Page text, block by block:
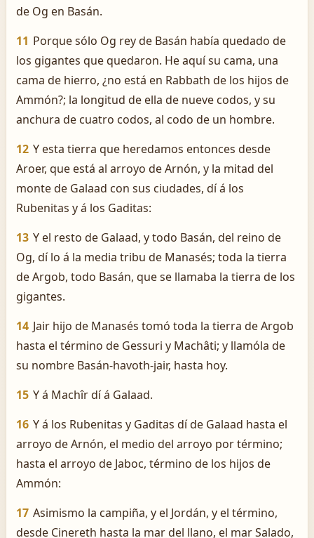
de Og en Basán.
11 Porque sólo Og rey de Basán había quedado de
los gigantes que quedaron. He aquí su cama, una
cama de hierro, ¿no está en Rabbath de los hijos de
Ammón?; la longitud de ella de nueve codos, y su
anchura de cuatro codos, al codo de un hombre.
12 Y esta tierra que heredamos entonces desde
Aroer, que está al arroyo de Arnón, y la mitad del
monte de Galaad con sus ciudades, dí á los
Rubenitas y á los Gaditas:
13 Y el resto de Galaad, y todo Basán, del reino de
Og, dí lo á la media tribu de Manasés; toda la tierra
de Argob, todo Basán, que se llamaba la tierra de los
gigantes.
14 Jair hijo de Manasés tomó toda la tierra de Argob
hasta el término de Gessuri y Machâti; y llamóla de
su nombre Basán-havoth-jair, hasta hoy.
15 Y á Machîr dí á Galaad.
16 Y á los Rubenitas y Gaditas dí de Galaad hasta el
arroyo de Arnón, el medio del arroyo por término;
hasta el arroyo de Jaboc, término de los hijos de
Ammón:
17 Asimismo la campiña, y el Jordán, y el término,
desde Cinereth hasta la mar del llano, el mar Salado,